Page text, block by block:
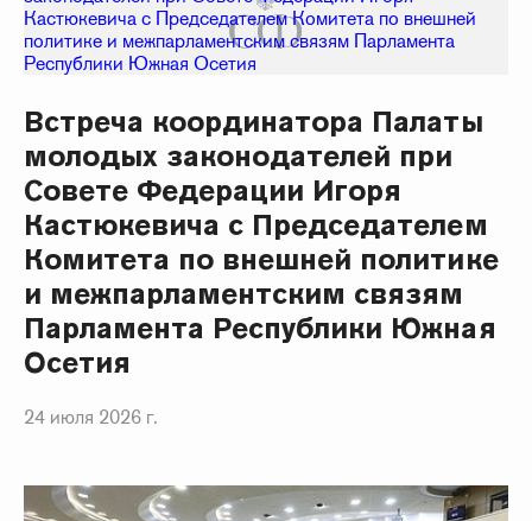
Встреча координатора Палаты
молодых законодателей при
Совете Федерации Игоря
Кастюкевича с Председателем
Комитета по внешней политике
и межпарламентским связям
Парламента Республики Южная
Осетия
24 июля 2026 г.